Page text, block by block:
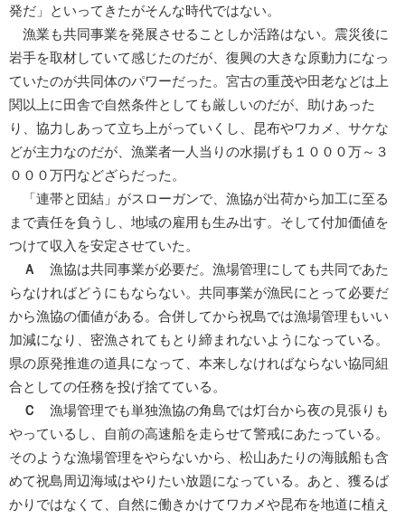
発だ」といってきたがそんな時代ではない。
漁業も共同事業を発展させることしか活路はない。震災後に
岩手を取材していて感じたのだが、復興の大きな原動力になっ
ていたのが共同体のパワーだった。宮古の重茂や田老などは上
関以上に田舎で自然条件としても厳しいのだが、助けあった
り、協力しあって立ち上がっていくし、昆布やワカメ、サケな
どが主力なのだが、漁業者一人当りの水揚げも１０００万～３
０００万円などざらだった。
「連帯と団結」がスローガンで、漁協が出荷から加工に至る
まで責任を負うし、地域の雇用も生み出す。そして付加価値を
つけて収入を安定させていた。
Ａ
漁協は共同事業が必要だ。漁場管理にしても共同であた
らなければどうにもならない。共同事業が漁民にとって必要だ
から漁協の価値がある。合併してから祝島では漁場管理もいい
加減になり、密漁されてもとり締まれないようになっている。
県の原発推進の道具になって、本来しなければならない協同組
合としての任務を投げ捨てている。
Ｃ
漁場管理でも単独漁協の角島では灯台から夜の見張りも
やっているし、自前の高速船を走らせて警戒にあたっている。
そのような漁場管理をやらないから、松山あたりの海賊船も含
めて祝島周辺海域はやりたい放題になっている。あと、獲るば
かりではなくて、自然に働きかけてワカメや昆布を地道に植え